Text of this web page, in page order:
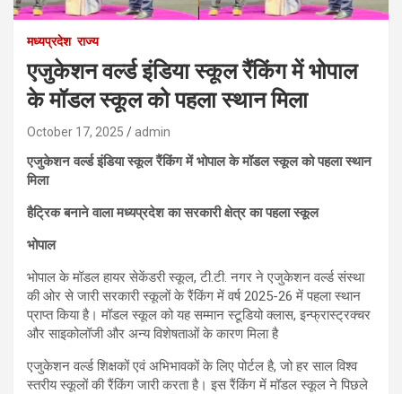
मध्यप्रदेश राज्य
एजुकेशन वर्ल्ड इंडिया स्कूल रैंकिंग में भोपाल
के मॉडल स्कूल को पहला स्थान मिला
October 17, 2025 admin
एजुकेशन वर्ल्ड इंडिया स्कूल रैंकिंग में भोपाल के मॉडल स्कूल को पहला स्थान
मिला
हैट्रिक बनाने वाला मध्यप्रदेश का सरकारी क्षेत्र का पहला स्कूल
भोपाल
भोपाल के मॉडल हायर सेकेंडरी स्कूल, टी.टी. नगर ने एजुकेशन वर्ल्ड संस्था
की ओर से जारी सरकारी स्कूलों के रैंकिंग में वर्ष 2025-26 में पहला स्थान
प्राप्त किया है। मॉडल स्कूल को यह सम्मान स्टूडियो क्लास, इन्फ्रास्ट्रक्चर
और साइकोलॉजी और अन्य विशेषताओं के कारण मिला है
एजुकेशन वर्ल्ड शिक्षकों एवं अभिभावकों के लिए पोर्टल है, जो हर साल विश्व
स्तरीय स्कूलों की रैंकिंग जारी करता है। इस रैंकिंग में मॉडल स्कूल ने पिछले